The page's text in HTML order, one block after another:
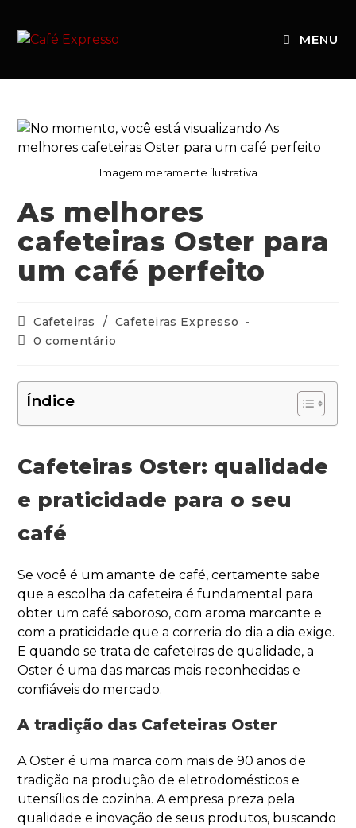
MENU
Imagem meramente ilustrativa
As melhores
cafeteiras Oster para
um café perfeito
Cafeteiras / Cafeteiras Expresso
0 comentário
Índice
Cafeteiras Oster: qualidade
e praticidade para o seu
café
Se você é um amante de café, certamente sabe
que a escolha da cafeteira é fundamental para
obter um café saboroso, com aroma marcante e
com a praticidade que a correria do dia a dia exige.
E quando se trata de cafeteiras de qualidade, a
Oster é uma das marcas mais reconhecidas e
confiáveis do mercado.
A tradição das Cafeteiras Oster
A Oster é uma marca com mais de 90 anos de
tradição na produção de eletrodomésticos e
utensílios de cozinha. A empresa preza pela
qualidade e inovação de seus produtos, buscando